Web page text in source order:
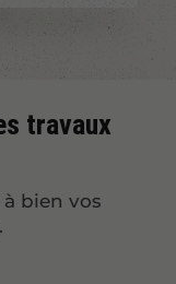
travaux
bien vos